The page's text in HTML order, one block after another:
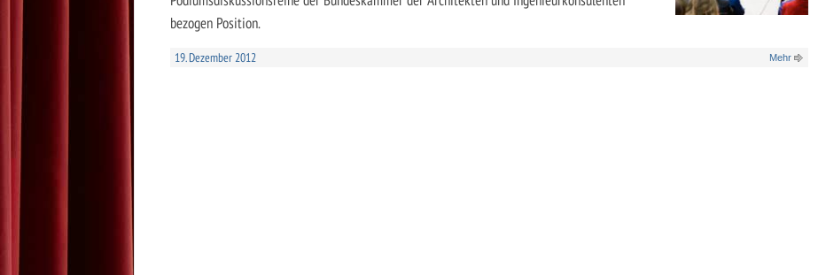
bezogen Position.
19. Dezember 2012 Mehr